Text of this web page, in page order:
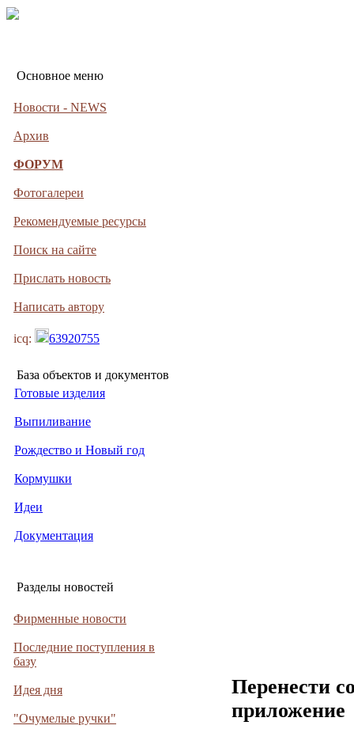
Основное меню
Новости - NEWS
Архив
ФОРУМ
Фотогалереи
Рекомендуемые ресурсы
Поиск на сайте
Прислать новость
Написать автору
icq: 63920755
База объектов и документов
Готовые изделия
Выпиливание
Рождество и Новый год
Кормушки
Идеи
Документация
Разделы новостей
Фирменные новости
Последние поступления в
базу
Идея дня
"Очумелые ручки"
Перенести
приложение